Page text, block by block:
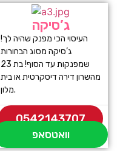
ג’סיקה
העיסוי הכי מפנק שהיה לך!
ג’סיקה מסוג הבחורות
שמפנקות עד הסוף! בת 23
מהשרון דירה דיסקרטית או בית
מלון.
0542143707
וואטסאפ